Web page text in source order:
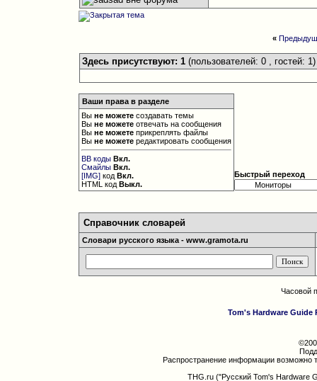
«
Здесь присутствуют: 1 (пользователей: 0 , гостей: 1)
Ваши права в разделе
Выне можете создавать темы
Выне можете отвечать на сообщения
Выне можете прикреплять файлы
Выне можете редактировать сообщения
BB коды Вкл.
Смайлы Вкл.
[IMG] кодВкл.
HTML кодВыкл.
Быстрый переход
Справочник словарей
Словари русского языка - www.gramota.ru
Часовой
Tom's Hardware Guide
Распространение информации возможно
THG.ru ("Русский Tom's Hardware